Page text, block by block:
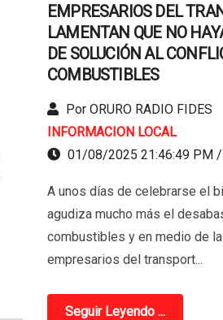
EMPRESARIOS DEL
LAMENTAN QUE NO
DE SOLUCIÓN AL
COMBUSTIBLES
Por ORURO RADIO FIDES
INFORMACION LOCAL
01/08/2025 21:46:49 PM /
A unos días de celebrarse el
agudiza mucho más el
combustibles y en medio de
empresarios del transport...
Seguir Leyendo ...